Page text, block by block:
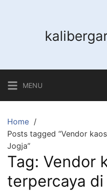
MENU
Home
Posts tagged “Vendor
Jogja”
Tag: Vendor
terpercaya